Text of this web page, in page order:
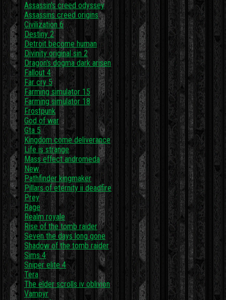
Assassin's creed odyssey
Assassins creed origins
Civilization 6
Destiny 2
Detroit become human
Divinity original sin 2
Dragon's dogma dark arisen
Fallout 4
Far cry 5
Farming simulator 15
Farming simulator 18
Frostpunk
God of war
Gta 5
Kingdom come deliverance
Life is strange
Mass effect andromeda
New
Pathfinder kingmaker
Pillars of eternity ii deadfire
Prey
Rage
Realm royale
Rise of the tomb raider
Seven the days long gone
Shadow of the tomb raider
Sims 4
Sniper elite 4
Tera
The elder scrolls iv oblivion
Vampyr